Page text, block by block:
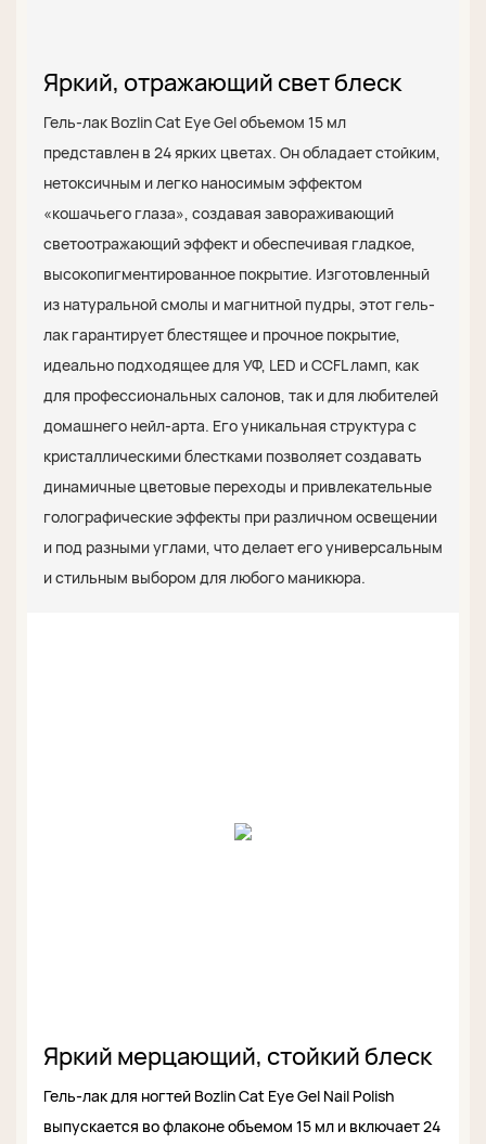
Яркий, отражающий свет блеск
Гель-лак Bozlin Cat Eye Gel объемом 15 мл
представлен в 24 ярких цветах. Он обладает стойким,
нетоксичным и легко наносимым эффектом
«кошачьего глаза», создавая завораживающий
светоотражающий эффект и обеспечивая гладкое,
высокопигментированное покрытие. Изготовленный
из натуральной смолы и магнитной пудры, этот гель-
лак гарантирует блестящее и прочное покрытие,
идеально подходящее для УФ, LED и CCFL ламп, как
для профессиональных салонов, так и для любителей
домашнего нейл-арта. Его уникальная структура с
кристаллическими блестками позволяет создавать
динамичные цветовые переходы и привлекательные
голографические эффекты при различном освещении
и под разными углами, что делает его универсальным
и стильным выбором для любого маникюра.
Яркий мерцающий, стойкий блеск
Гель-лак для ногтей Bozlin Cat Eye Gel Nail Polish
выпускается во флаконе объемом 15 мл и включает 24